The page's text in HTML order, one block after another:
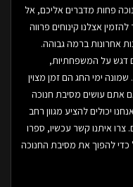
פחות מדברים אליכם, אל
אצלנו קינוחים פרווה
אחרונות ברמה גבוהה.
דגש על המשפחתיות,
ימי החג הם זמן מצוין
אתם עושים מסיבת חנוכה
יכולים להציע מגוון רחב
צרו איתנו קשר עכשיו, ספרו
כדי להפוך את מסיבת החנוכה